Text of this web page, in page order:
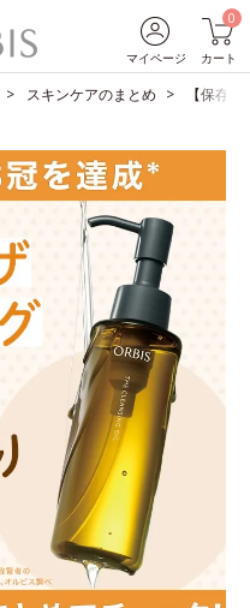
マイページ
0
カート
スキンケアのまとめ 【保存